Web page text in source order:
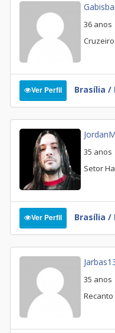
36 anos
Ver Perfil Brasília /
35 anos
Setor
Ver Perfil Brasília /
35 anos
Recanto